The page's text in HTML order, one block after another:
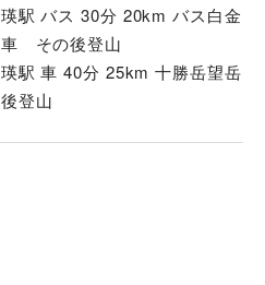
瑛駅 バス 30分 20km バス白金
その後登山
瑛駅 車 40分 25km 十勝岳望岳
登山